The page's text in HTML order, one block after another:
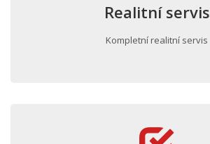
Realitní servis
Kompletní realitní servis